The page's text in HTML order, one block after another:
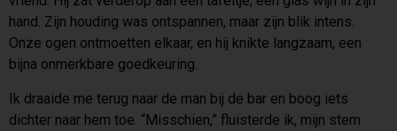
hand. Zijn houding was ontspannen, maar zijn blik intens.
Onze ogen ontmoetten elkaar, en hij knikte langzaam, een
bijna onmerkbare goedkeuring.
Ik draaide me terug naar de man bij de bar en boog iets
dichter naar hem toe. “Misschien,” fluisterde ik, mijn stem